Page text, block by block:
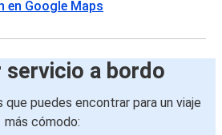
en Google Maps
servicio a bordo
puedes encontrar para un viaje
más cómodo: